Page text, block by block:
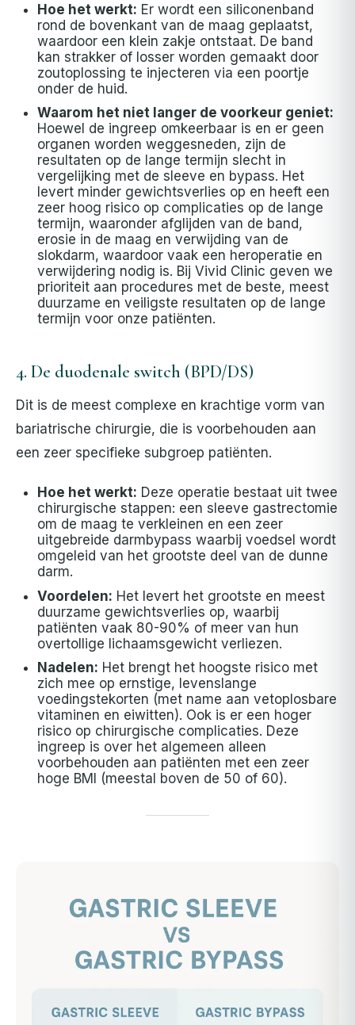
Hoe het werkt: Er wordt een siliconenband
rond de bovenkant van de maag geplaatst,
waardoor een klein zakje ontstaat. De band
kan strakker of losser worden gemaakt door
zoutoplossing te injecteren via een poortje
onder de huid.
Waarom het niet langer de voorkeur geniet:
Hoewel de ingreep omkeerbaar is en er geen
organen worden weggesneden, zijn de
resultaten op de lange termijn slecht in
vergelijking met de sleeve en bypass. Het
levert minder gewichtsverlies op en heeft een
zeer hoog risico op complicaties op de lange
termijn, waaronder afglijden van de band,
erosie in de maag en verwijding van de
slokdarm, waardoor vaak een heroperatie en
verwijdering nodig is. Bij Vivid Clinic geven we
prioriteit aan procedures met de beste, meest
duurzame en veiligste resultaten op de lange
termijn voor onze patiënten.
4. De duodenale switch (BPD/DS)
Dit is de meest complexe en krachtige vorm van
bariatrische chirurgie, die is voorbehouden aan
een zeer specifieke subgroep patiënten.
Hoe het werkt: Deze operatie bestaat uit twee
chirurgische stappen: een sleeve gastrectomie
om de maag te verkleinen en een zeer
uitgebreide darmbypass waarbij voedsel wordt
omgeleid van het grootste deel van de dunne
darm.
Voordelen: Het levert het grootste en meest
duurzame gewichtsverlies op, waarbij
patiënten vaak 80-90% of meer van hun
overtollige lichaamsgewicht verliezen.
Nadelen: Het brengt het hoogste risico met
zich mee op ernstige, levenslange
voedingstekorten (met name aan vetoplosbare
vitaminen en eiwitten). Ook is er een hoger
risico op chirurgische complicaties. Deze
ingreep is over het algemeen alleen
voorbehouden aan patiënten met een zeer
hoge BMI (meestal boven de 50 of 60).